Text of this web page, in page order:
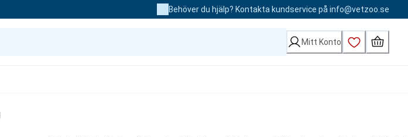
Behöver du hjälp? Kontakta kundservice på info@vetzoo.se
Mitt Konto